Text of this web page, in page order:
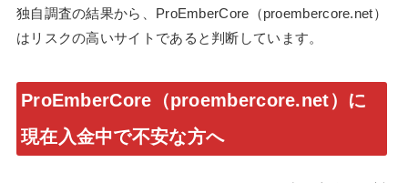
独自調査の結果から、ProEmberCore（proembercore.net）
はリスクの高いサイトであると判断しています。
ProEmberCore（proembercore.net）に
現在入金中で不安な方へ